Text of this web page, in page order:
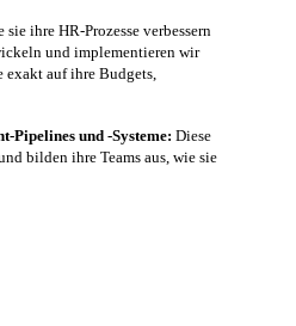
ihre HR-Prozesse verbessern
und implementieren wir
exakt auf ihre Budgets,
Pipelines und -Systeme: Diese
bilden ihre Teams aus, wie sie